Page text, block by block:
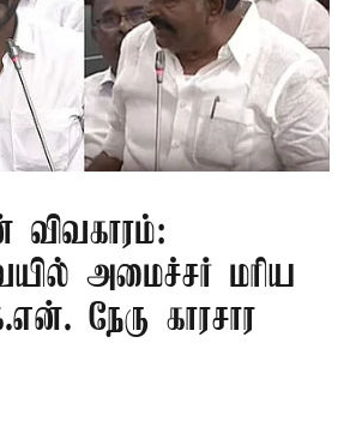
விவகாரம்:
அமைச்சர் மரிய
நேரு காரசார